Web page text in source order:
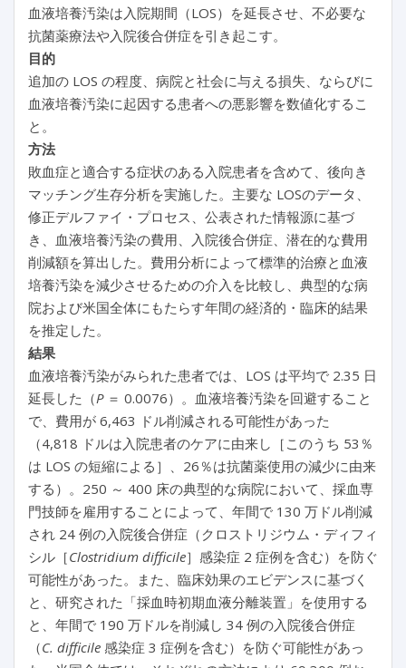
血液培養汚染は入院期間（LOS）を延長させ、不必要な
抗菌薬療法や入院後合併症を引き起こす。
目的
追加の LOS の程度、病院と社会に与える損失、ならびに
血液培養汚染に起因する患者への悪影響を数値化するこ
と。
方法
敗血症と適合する症状のある入院患者を含めて、後向き
マッチング生存分析を実施した。主要な LOSのデータ、
修正デルファイ・プロセス、公表された情報源に基づ
き、血液培養汚染の費用、入院後合併症、潜在的な費用
削減額を算出した。費用分析によって標準的治療と血液
培養汚染を減少させるための介入を比較し、典型的な病
院および米国全体にもたらす年間の経済的・臨床的結果
を推定した。
結果
血液培養汚染がみられた患者では、LOS は平均で 2.35 日
延長した（P＝ 0.0076）。血液培養汚染を回避すること
で、費用が 6,463 ドル削減される可能性があった
（4,818 ドルは入院患者のケアに由来し［このうち 53％
は LOS の短縮による］、26％は抗菌薬使用の減少に由来
する）。250 ～ 400 床の典型的な病院において、採血専
門技師を雇用することによって、年間で 130 万ドル削減
され 24 例の入院後合併症（クロストリジウム・ディフィ
シル［Clostridium difficile］感染症 2 症例を含む）を防ぐ
可能性があった。また、臨床効果のエビデンスに基づく
と、研究された「採血時初期血液分離装置」を使用する
と、年間で 190 万ドルを削減し 34 例の入院後合併症
（C. difficile 感染症 3 症例を含む）を防ぐ可能性があっ